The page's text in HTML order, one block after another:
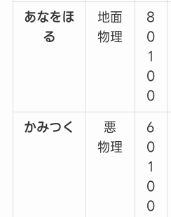
あなをほ
る
地面
物理
8
0
1
0
0
かみつく
悪
物理
6
0
1
0
0